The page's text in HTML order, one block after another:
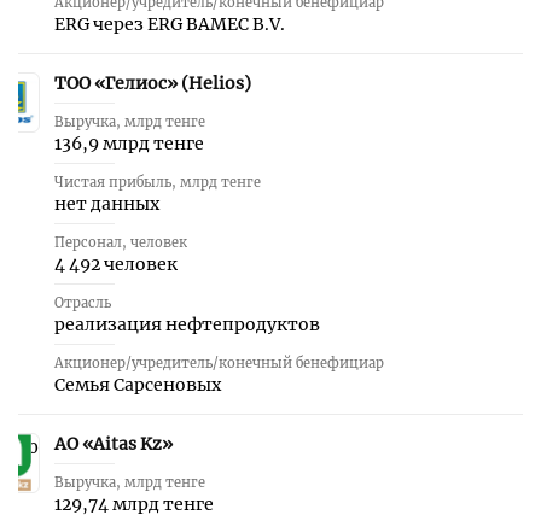
ERG через ERG ВАМЕС B.V.
29 ТОО «Гелиос» (Helios)
Выручка, млрд тенге
136,9 млрд тенге
Чистая прибыль, млрд тенге
нет данных
Персонал, человек
4 492 человек
Отрасль
реализация нефтепродуктов
Акционер/учредитель/конечный бенефициар
Семья Сарсеновых
30 АО «Aitas Kz»
Выручка, млрд тенге
129,74 млрд тенге